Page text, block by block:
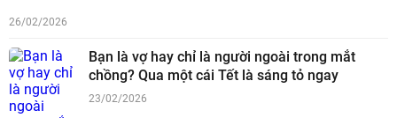
26/02/2026
Bạn là vợ hay chỉ là người ngoài trong mắt
chồng? Qua một cái Tết là sáng tỏ ngay
23/02/2026